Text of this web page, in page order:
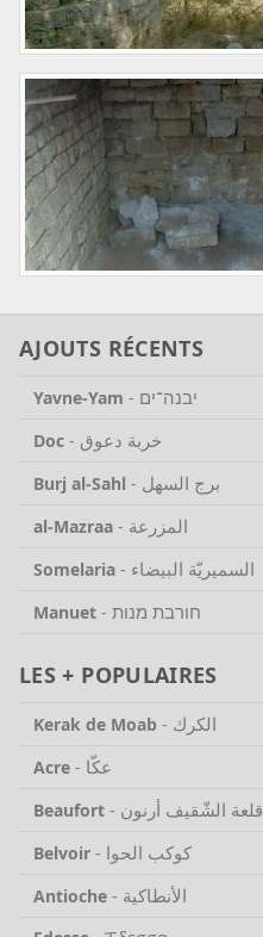
AJOUTS RÉCENTS
Yavne-Yam - יבנה־ים
Doc - خربة دعوق
Burj al-Sahl - برج السهل
al-Mazraa - المزرعة
Somelaria - السميريّة البيضاء
Manuet - חורבת מנות
LES + POPULAIRES
Kerak de Moab - الكرك
Acre - عكّا
Beaufort - قلعة الشّقيف أرنون
Belvoir - كوكب الحوا
Antioche - الأنطاكية